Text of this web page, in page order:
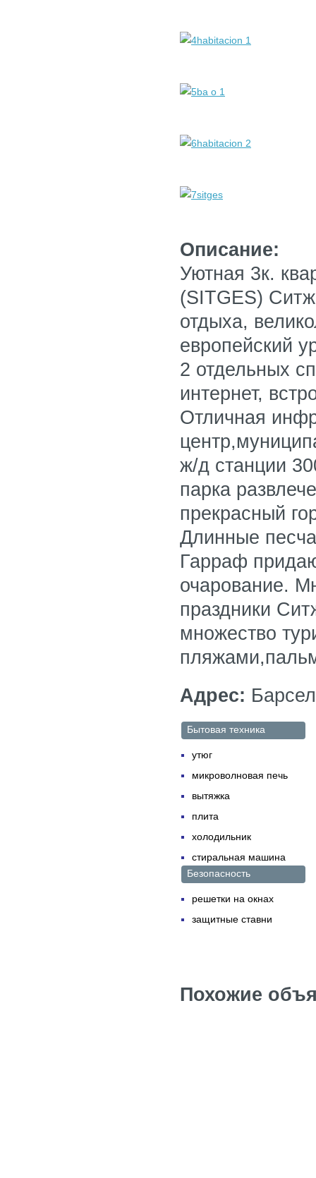
Описание:
Уютная​ 3к.
(SITGES)
отдыха,
европейский
2 отдельных
интернет,
Отличная
ж/д станции
паркa
прекрасный
Длинные
Гарраф
очарование.
праздники
множество
Адрес:
Бытовая техника
утюг
микроволновая печь
вытяжка
плита
холодильник
стиральная машина
Безопасность
решетки на окнах
защитные ставни
Похожие